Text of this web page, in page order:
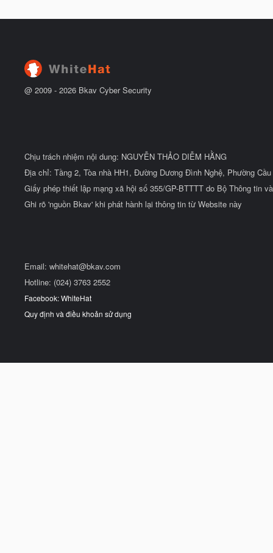
y
ầ
@ 2009 - 2026 Bkav Cyber Security
Chịu trách nhiệm nội dung: NGUYỄN THẢO DIỄM HẰNG
Địa chỉ: Tầng 2, Tòa nhà HH1, Đường Dương Đình Nghệ, Phường
Giấy phép thiết lập mạng xã hội số 355/GP-BTTTT do Bộ Thông tin
Ghi rõ 'nguồn Bkav' khi phát hành lại thông tin từ Website này
Email: whitehat@bkav.com
Hotline: (024) 3763 2552
Facebook: WhiteHat
Quy định và điều khoản sử dụng